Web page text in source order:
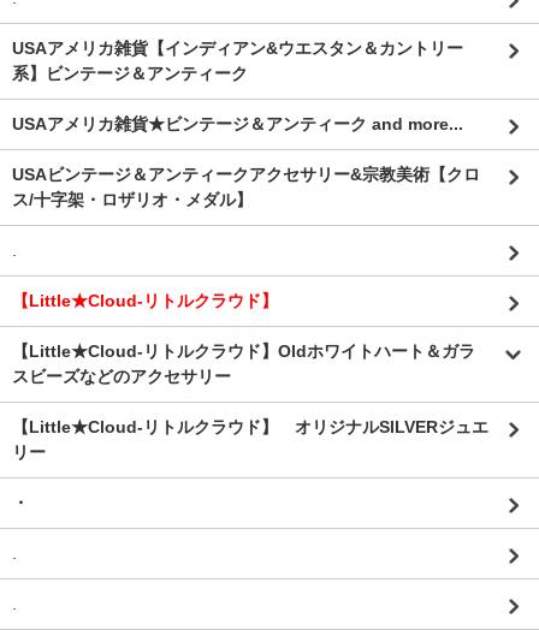
USAアメリカ雑貨【インディアン&ウエスタン＆カントリー
系】ビンテージ＆アンティーク
USAアメリカ雑貨★ビンテージ＆アンティーク and more...
USAビンテージ＆アンティークアクセサリー&宗教美術【クロ
ス/十字架・ロザリオ・メダル】
【Little★Cloud-リトルクラウド】
【Little★Cloud-リトルクラウド】Oldホワイトハート＆ガラ
スビーズなどのアクセサリー
【Little★Cloud-リトルクラウド】 オリジナルSILVERジュエ
リー
・